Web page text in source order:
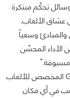
تحكّم مبتكرة
عشاق الألعاب.
والمبادئ وسعياً
الأداء المحسّن
مسبوقة."
وتضم قائمة المنتجات الكومبيوتر الدفتري G74Sx المخصص للألعاب
في أي مكان